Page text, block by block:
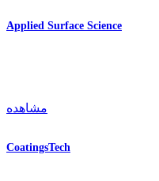
Applied Surface Science
مشاهده
CoatingsTech